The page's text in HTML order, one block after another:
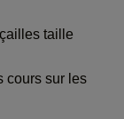
taille
cours sur les